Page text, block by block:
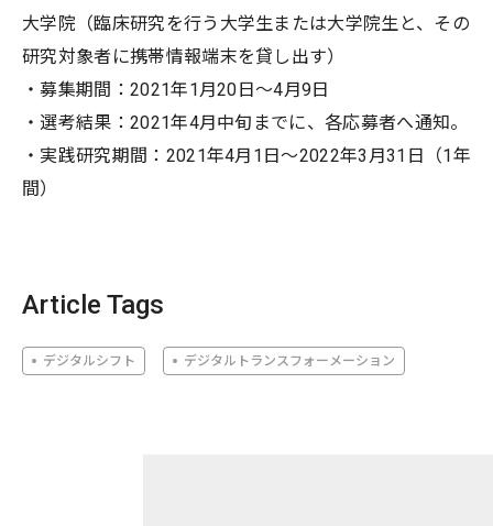
大学院（臨床研究を行う大学生または大学院生と、その
研究対象者に携帯情報端末を貸し出す）
・募集期間：2021年1月20日～4月9日
・選考結果：2021年4月中旬までに、各応募者へ通知。
・実践研究期間：2021年4月1日～2022年3月31日（1年
間）
Article Tags
デジタルシフト デジタルトランスフォーメーション